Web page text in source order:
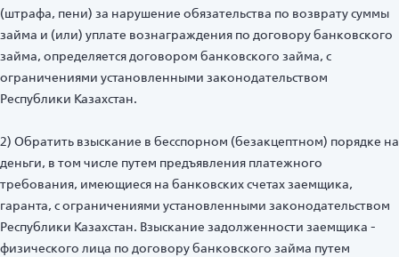
(штрафа, пени) за нарушение обязательства по возврату суммы
займа и (или) уплате вознаграждения по договору банковского
займа, определяется договором банковского займа, с
ограничениями установленными законодательством
Республики Казахстан.
2) Обратить взыскание в бесспорном (безакцептном) порядке на
деньги, в том числе путем предъявления платежного
требования, имеющиеся на банковских счетах заемщика,
гаранта, с ограничениями установленными законодательством
Республики Казахстан. Взыскание задолженности заемщика -
физического лица по договору банковского займа путем